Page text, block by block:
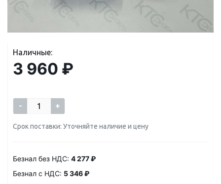
Наличные:
3 960 ₽
- +
Срок поставки: Уточняйте наличие и цену
Безнал без НДС: 4 277 ₽
Безнал с НДС: 5 346 ₽